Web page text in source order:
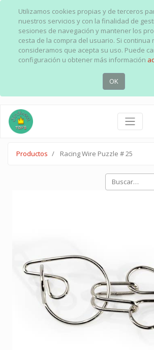
Utilizamos cookies propias y de terceros
nuestros servicios y con la finalidad de
sesiones de navegación y mantener los
cesta de la compra del usuario. Si continua
consideramos que acepta su uso. Puede
configuración u obtener más información
OK
Productos Racing Wire Puzzle # 25